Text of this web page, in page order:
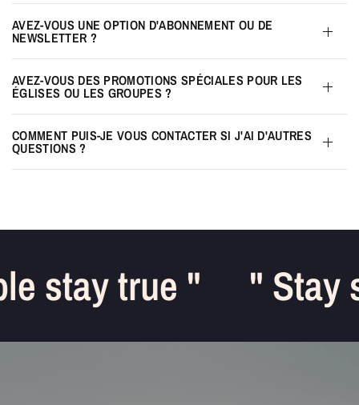
AVEZ-VOUS UNE OPTION D'ABONNEMENT OU DE
NEWSLETTER ?
AVEZ-VOUS DES PROMOTIONS SPÉCIALES POUR LES
ÉGLISES OU LES GROUPES ?
COMMENT PUIS-JE VOUS CONTACTER SI J'AI D'AUTRES
QUESTIONS ?
stay true " " Stay